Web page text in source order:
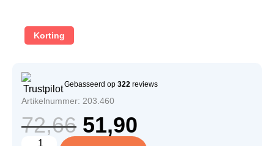
Korting
Gebasseerd op 322 reviews
Artikelnummer: 203.460
72,66 51,90